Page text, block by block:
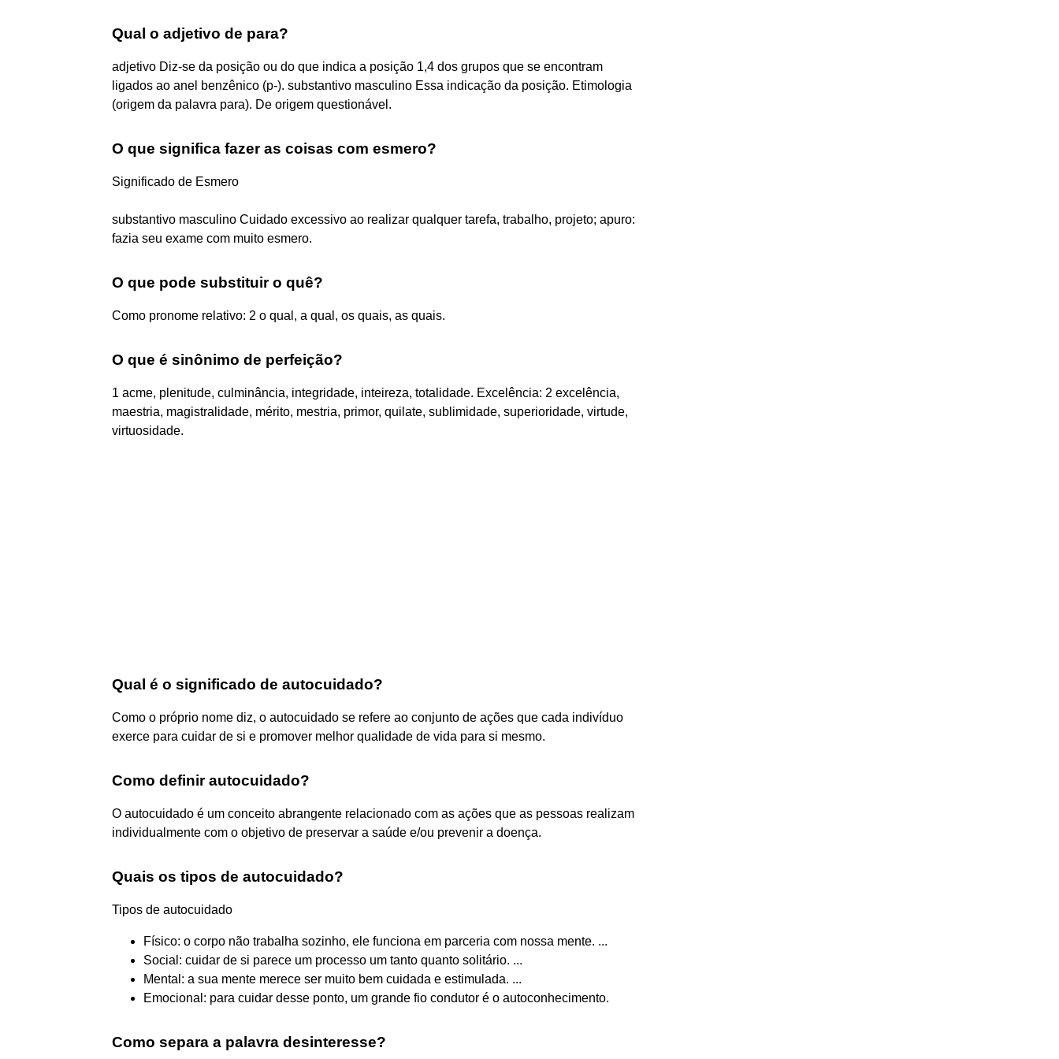
Qual o adjetivo de para?
adjetivo Diz-se da posição ou do que indica a posição 1,4 dos grupos que se encontram
ligados ao anel benzênico (p-). substantivo masculino Essa indicação da posição. Etimologia
(origem da palavra para). De origem questionável.
O que significa fazer as coisas com esmero?
Significado de Esmero
substantivo masculino Cuidado excessivo ao realizar qualquer tarefa, trabalho, projeto; apuro:
fazia seu exame com muito esmero.
O que pode substituir o quê?
Como pronome relativo: 2 o qual, a qual, os quais, as quais.
O que é sinônimo de perfeição?
1 acme, plenitude, culminância, integridade, inteireza, totalidade. Excelência: 2 excelência,
maestria, magistralidade, mérito, mestria, primor, quilate, sublimidade, superioridade, virtude,
virtuosidade.
Qual é o significado de autocuidado?
Como o próprio nome diz, o autocuidado se refere ao conjunto de ações que cada indivíduo
exerce para cuidar de si e promover melhor qualidade de vida para si mesmo.
Como definir autocuidado?
O autocuidado é um conceito abrangente relacionado com as ações que as pessoas realizam
individualmente com o objetivo de preservar a saúde e/ou prevenir a doença.
Quais os tipos de autocuidado?
Tipos de autocuidado
Físico: o corpo não trabalha sozinho, ele funciona em parceria com nossa mente. ...
Social: cuidar de si parece um processo um tanto quanto solitário. ...
Mental: a sua mente merece ser muito bem cuidada e estimulada. ...
Emocional: para cuidar desse ponto, um grande fio condutor é o autoconhecimento.
Como separa a palavra desinteresse?